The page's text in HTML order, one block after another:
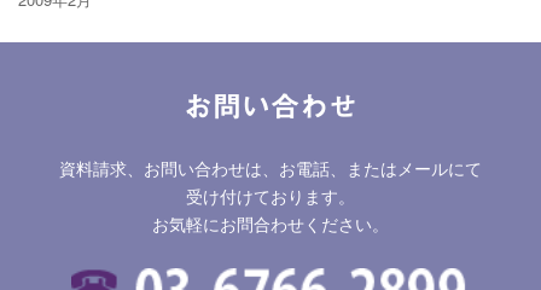
お問い合わせ
資料請求、お問い合わせは、お電話、またはメールにて
受け付けております。
お気軽にお問合わせください。